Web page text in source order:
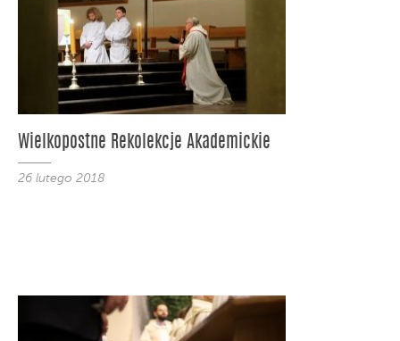
Wielkopostne Rekolekcje Akademickie
26 lutego 2018